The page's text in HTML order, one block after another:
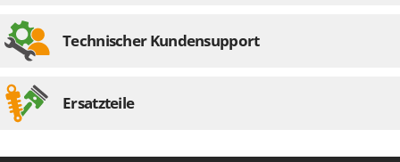
Technischer Kundensupport
Ersatzteile